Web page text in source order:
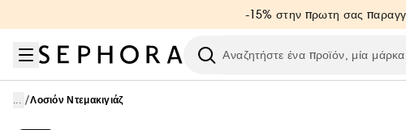
-15% στην πρωτη σας
Ερευνήστε
... /Λοσιόν Ντεμακιγιάζ